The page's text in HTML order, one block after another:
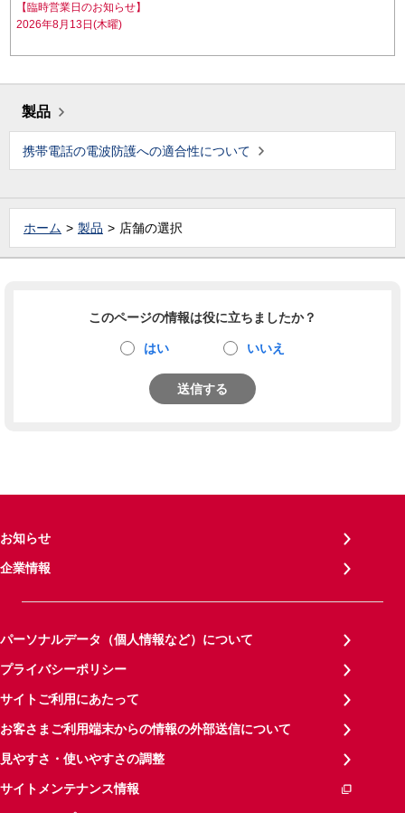
【臨時営業日のお知らせ】
2026年8月13日(木曜)
製品
携帯電話の電波防護への適合性について
ホーム 製品 店舗の選択
このページの情報は役に立ちましたか？
はい いいえ
送信する
お知らせ
企業情報
パーソナルデータ（個人情報など）について
プライバシーポリシー
サイトご利用にあたって
お客さまご利用端末からの情報の外部送信について
見やすさ・使いやすさの調整
サイトメンテナンス情報